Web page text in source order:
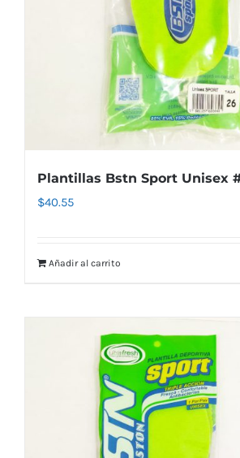
Plantillas Bstn Sport Unisex
$40.55
Añadir al carrito